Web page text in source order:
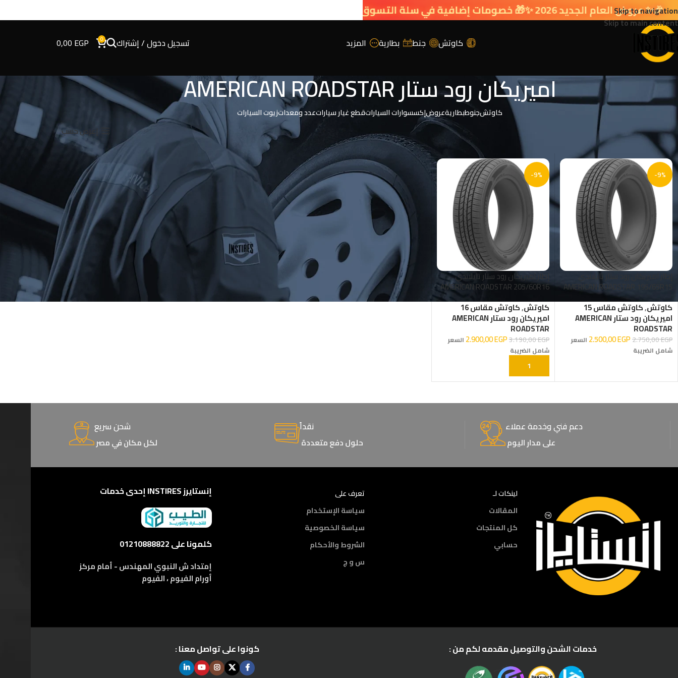
Skip to navigation
Skip to main content
كاوتش جنط بطارية المزيد تسجيل دخول / إشتراك 0
0,00 EGP
اميريكان رود ستار AMERICAN ROADSTAR
كاوتشجنوطبطاريةعروضإكسسوارات السياراتقطع غيار سياراتعدد ومعداتزيوت السيارات
الرئيسية الماركة المنتج إعرض حسب
-9%
إطار اميريكان رود ستار تايلاندي
AMERICAN ROADSTAR 195/65R15
كاوتش,كاوتش مقاس 15
اميريكان رود ستار AMERICAN
ROADSTAR
2.750,00EGP
2.500,00EGP
السعر
شامل الضريبة
-9%
إطار اميريكان رود ستار تايلاندي
AMERICAN ROADSTAR 205/60R16
كاوتش,كاوتش مقاس 16
اميريكان رود ستار AMERICAN
ROADSTAR
3.190,00EGP
2.900,00EGP
السعر
شامل الضريبة
إضافة إلى السلة
دعم فني وخدمة عملاء
على مدار اليوم
نقداً
حلول دفع متعددة
شحن سريع
لكل مكان في مصر
لينكات لـ
المقالات
كل المنتجات
حسابي
تعرف على
سياسة الإستخدام
سياسة الخصوصية
الشروط والأحكام
س و ج
إنستايرز INSTIRES إحدى خدمات
كلمونا على 01210888822
إمتداد ش النبوي المهندس - أمام مركز
أورام الفيوم ، الفيوم
خدمات الشحن والتوصيل مقدمه لكم من : كونوا على تواصل معنا :
الجديد 2026 ✨🎁 خصومات إضافية في سلة التسوق 🔥